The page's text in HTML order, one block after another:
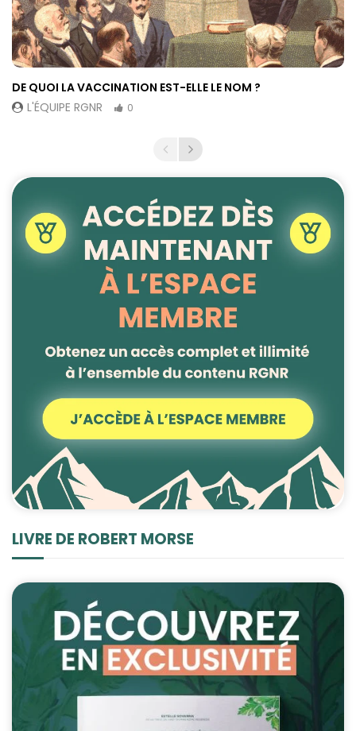
DE QUOI LA VACCINATION EST-ELLE LE NOM ?
L'ÉQUIPE RGNR
0
LIVRE DE ROBERT MORSE